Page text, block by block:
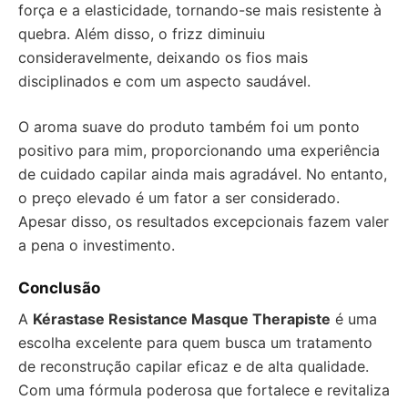
força e a elasticidade, tornando-se mais resistente à
quebra. Além disso, o frizz diminuiu
consideravelmente, deixando os fios mais
disciplinados e com um aspecto saudável.
O aroma suave do produto também foi um ponto
positivo para mim, proporcionando uma experiência
de cuidado capilar ainda mais agradável. No entanto,
o preço elevado é um fator a ser considerado.
Apesar disso, os resultados excepcionais fazem valer
a pena o investimento.
Conclusão
A Kérastase Resistance Masque Therapiste é uma
escolha excelente para quem busca um tratamento
de reconstrução capilar eficaz e de alta qualidade.
Com uma fórmula poderosa que fortalece e revitaliza